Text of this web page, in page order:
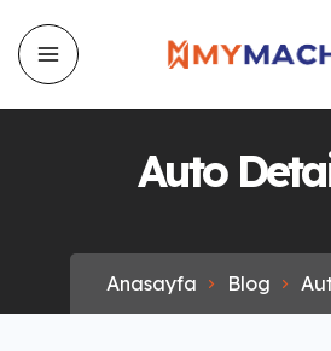
Auto
Anasayfa Blog